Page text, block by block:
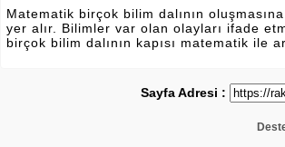
Matematik birçok bilim dalının
yer alır. Bilimler var olan olayları ifade
birçok bilim dalının kapısı matematik ile
Sayfa Adresi :